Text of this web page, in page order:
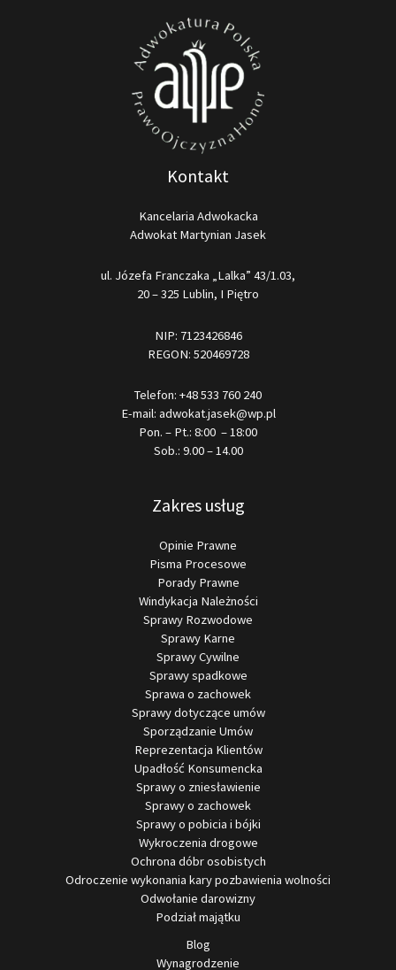
Kontakt
Kancelaria Adwokacka
Adwokat Martynian Jasek
ul. Józefa Franczaka „Lalka” 43/1.03,
20 – 325 Lublin, I Piętro
NIP: 7123426846
REGON: 520469728
Telefon: +48 533 760 240
E-mail: adwokat.jasek@wp.pl
Pon. – Pt.: 8:00 – 18:00
Sob.: 9.00 – 14.00
Zakres usług
Opinie Prawne
Pisma Procesowe
Porady Prawne
Windykacja Należności
Sprawy Rozwodowe
Sprawy Karne
Sprawy Cywilne
Sprawy spadkowe
Sprawa o zachowek
Sprawy dotyczące umów
Sporządzanie Umów
Reprezentacja Klientów
Upadłość Konsumencka
Sprawy o zniesławienie
Sprawy o zachowek
Sprawy o pobicia i bójki
Wykroczenia drogowe
Ochrona dóbr osobistych
Odroczenie wykonania kary pozbawienia wolności
Odwołanie darowizny
Podział majątku
Blog
Wynagrodzenie